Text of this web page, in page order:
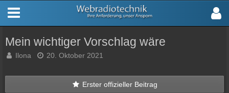
Mein wichtiger Vorschlag wäre
Ilona 20. Oktober 2021
Erster offizieller Beitrag